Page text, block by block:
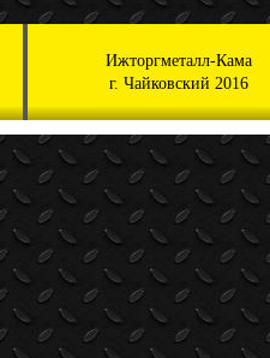
Ижторгметалл-Кама
г. Чайковский 2016